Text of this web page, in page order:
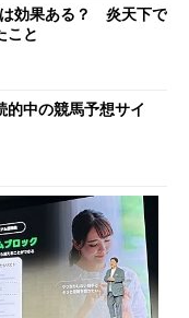
は効果ある？ 炎天下で
こと
的中の競馬予想サイ